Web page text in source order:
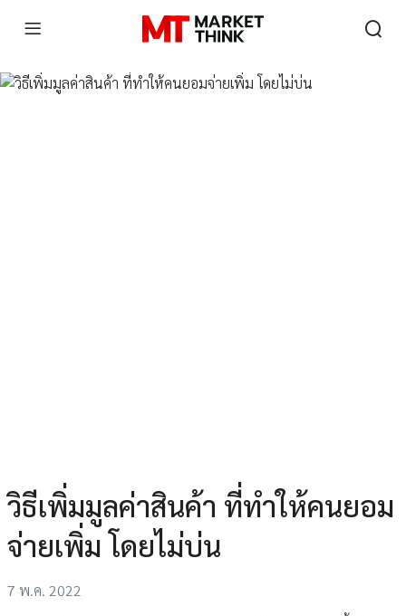
วิธีเพิ่มมูลค่าสินค้า ที่ทำให้คนยอม
จ่ายเพิ่ม โดยไม่บ่น
7 พ.ค. 2022